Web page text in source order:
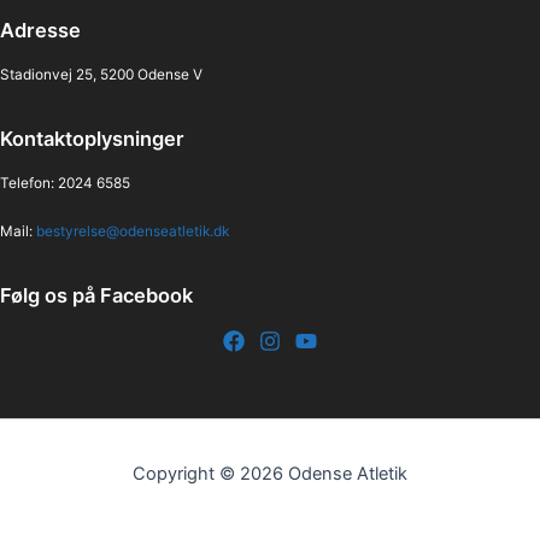
Adresse
Stadionvej 25, 5200 Odense V
Kontaktoplysninger
Telefon: 2024 6585
Mail: bestyrelse@odenseatletik.dk
Følg os på Facebook
Copyright © 2026 Odense Atletik